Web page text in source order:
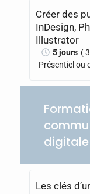
Créer des
InDesign,
Illustrator
5 jours (
Présentiel ou
digitale
Les clés